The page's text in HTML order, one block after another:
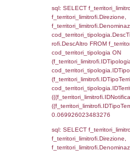
sql:
JOIN